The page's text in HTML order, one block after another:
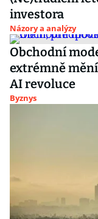
investora
Názory a analýzy
Obchodní
extrémně
AI revoluce
Byznys